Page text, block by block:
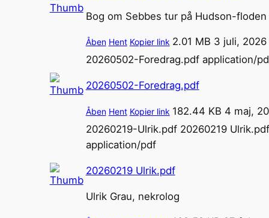
Bog om Sebbes tur på Hudson-floden
Åben Hent Kopier link 2.01 MB 3 juli, 2026
20260502-Foredrag.pdf application/
20260502-Foredrag.pdf
Åben Hent Kopier link 182.44 KB 4 maj,
20260219-Ulrik.pdf 20260219 Ulrik.pdf
application/pdf
20260219 Ulrik.pdf
Ulrik Grau, nekrolog